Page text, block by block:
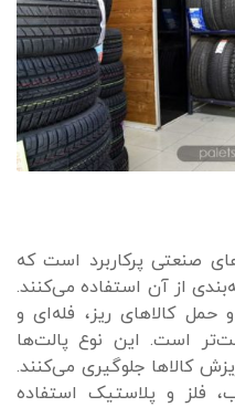
صنعتی پرکاربرد است که
از آن استفاده می‌کنند.
کالاهای ریز، فله‌ای و
است. این نوع پالت‌ها
کالاها جلوگیری می‌کنند.
فلز و پلاستیک استفاده